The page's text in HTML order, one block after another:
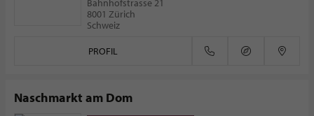
Bahnhofstrasse 21
8001 Zürich
Schweiz
PROFIL
Naschmarkt am Dom